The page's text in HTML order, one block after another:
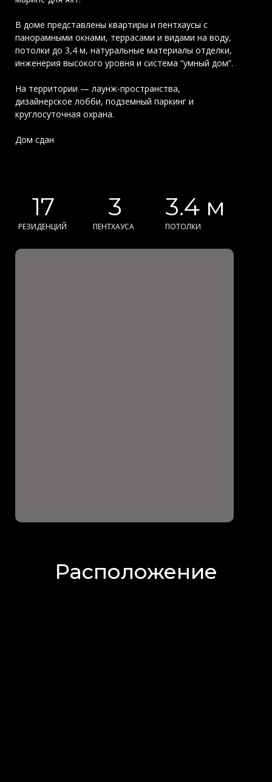
3.4 м
3
17
ПОТОЛКИ
ПЕНТХАУСА
РЕЗИДЕНЦИЙ
В доме представлены квартиры и пентхаусы с
панорамными окнами, террасами и видами на воду,
потолки до 3,4 м, натуральные материалы отделки,
инженерия высокого уровня и система “умный дом”.
На территории — лаунж-пространства,
дизайнерское лобби, подземный паркинг и
круглосуточная охрана.
Дом сдан
Расположение